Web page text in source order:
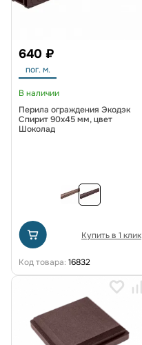
640 ₽
пог. м.
В наличии
Перила ограждения Экодэк
Спирит 90х45 мм, цвет
Шоколад
Купить в 1 клик
Код товара: 16832